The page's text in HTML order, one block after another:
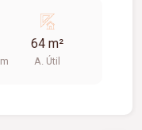
de garagem;
e cerâmica;
Condomínio
64 m²
A. Útil